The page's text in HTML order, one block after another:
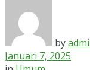
by
Januari 7, 2025